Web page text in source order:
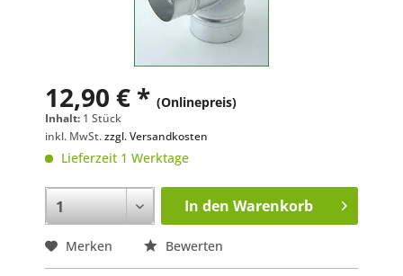
12,90 € * (Onlinepreis)
Inhalt: 1 Stück
inkl. MwSt.zzgl. Versandkosten
Lieferzeit 1 Werktage
In den Warenkorb
Merken Bewerten